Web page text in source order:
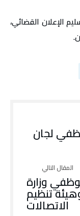
الإعلان القضائي،
لجان
وزارة
تنظيم
الاتصالات